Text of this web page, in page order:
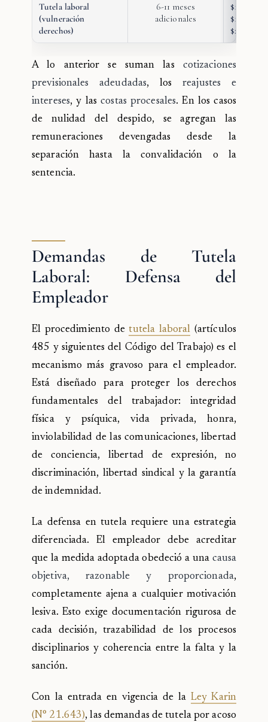
Tutela laboral
(vulneración
derechos)
6-11 meses
adicionales
A lo anterior se suman las cotizaciones
previsionales adeudadas, losreajustes e
intereses, y lascostas procesales. En los casos
de nulidad del despido, se agregan las
remuneraciones devengadas desde la
separación hasta la convalidación o la
sentencia.
Demandas de Tutela
Laboral: Defensa del
Empleador
El procedimiento de tutela laboral (artículos
485 y siguientes del Código del Trabajo) es el
mecanismo más gravoso para el empleador.
Está diseñado para proteger los derechos
fundamentales del trabajador: integridad
física y psíquica, vida privada, honra,
inviolabilidad de las comunicaciones, libertad
de conciencia, libertad de expresión, no
discriminación, libertad sindical y la garantía
de indemnidad.
La defensa en tutela requiere una estrategia
diferenciada. El empleador debe acreditar
que la medida adoptada obedeció a una causa
objetiva, razonable y proporcionada,
completamente ajena a cualquier motivación
lesiva. Esto exige documentación rigurosa de
cada decisión, trazabilidad de los procesos
disciplinarios y coherencia entre la falta y la
sanción.
Con la entrada en vigencia de la Ley Karin
(N° 21.643), las demandas de tutela por acoso